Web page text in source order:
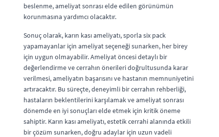
beslenme, ameliyat sonrası elde edilen görünümün
korunmasına yardımcı olacaktır.
Sonuç olarak, karın kası ameliyatı, sporla six pack
yapamayanlar için ameliyat seçeneği sunarken, her birey
için uygun olmayabilir. Ameliyat öncesi detaylı bir
değerlendirme ve cerrahın önerileri doğrultusunda karar
verilmesi, ameliyatın başarısını ve hastanın memnuniyetini
artıracaktır. Bu süreçte, deneyimli bir cerrahın rehberliği,
hastaların beklentilerini karşılamak ve ameliyat sonrası
dönemde en iyi sonuçları elde etmek için kritik öneme
sahiptir. Karın kası ameliyatı, estetik cerrahi alanında etkili
bir çözüm sunarken, doğru adaylar için uzun vadeli